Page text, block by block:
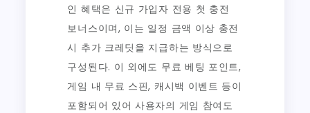
인 혜택은 신규 가입자 전용 첫 충전
보너스이며, 이는 일정 금액 이상 충전
시 추가 크레딧을 지급하는 방식으로
구성된다. 이 외에도 무료 베팅 포인트,
게임 내 무료 스핀, 캐시백 이벤트 등이
포함되어 있어 사용자의 게임 참여도